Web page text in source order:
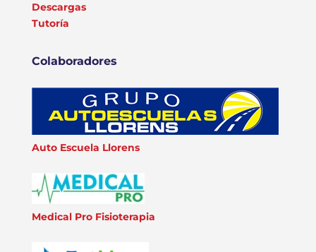
Descargas
Tutoría
Colaboradores
Auto Escuela Llorens
Medical Pro Fisioterapia